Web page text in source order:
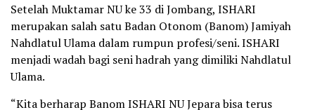
Setelah Muktamar NU ke 33 di Jombang, ISHARI
merupakan salah satu Badan Otonom (Banom) Jamiyah
Nahdlatul Ulama dalam rumpun profesi/seni. ISHARI
menjadi wadah bagi seni hadrah yang dimiliki Nahdlatul
Ulama.
“Kita berharap Banom ISHARI NU Jepara bisa terus